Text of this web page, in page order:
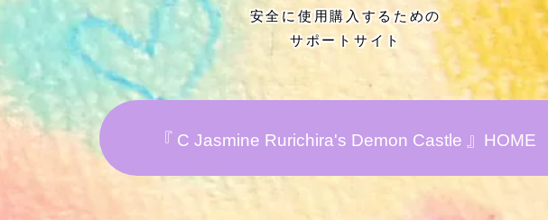
アロマハーブアンケート
おすすめ商品＆レビュー
★スペシャルアロマハーブ４択クイズ
安全に使用購入するための
サポートサイト
『 C Jasmine Rurichira's Demon Castle 』HOME